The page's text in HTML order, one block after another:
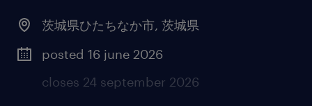
茨城県ひたちなか市, 茨城県
posted 16 june 2026
closes 24 september 2026